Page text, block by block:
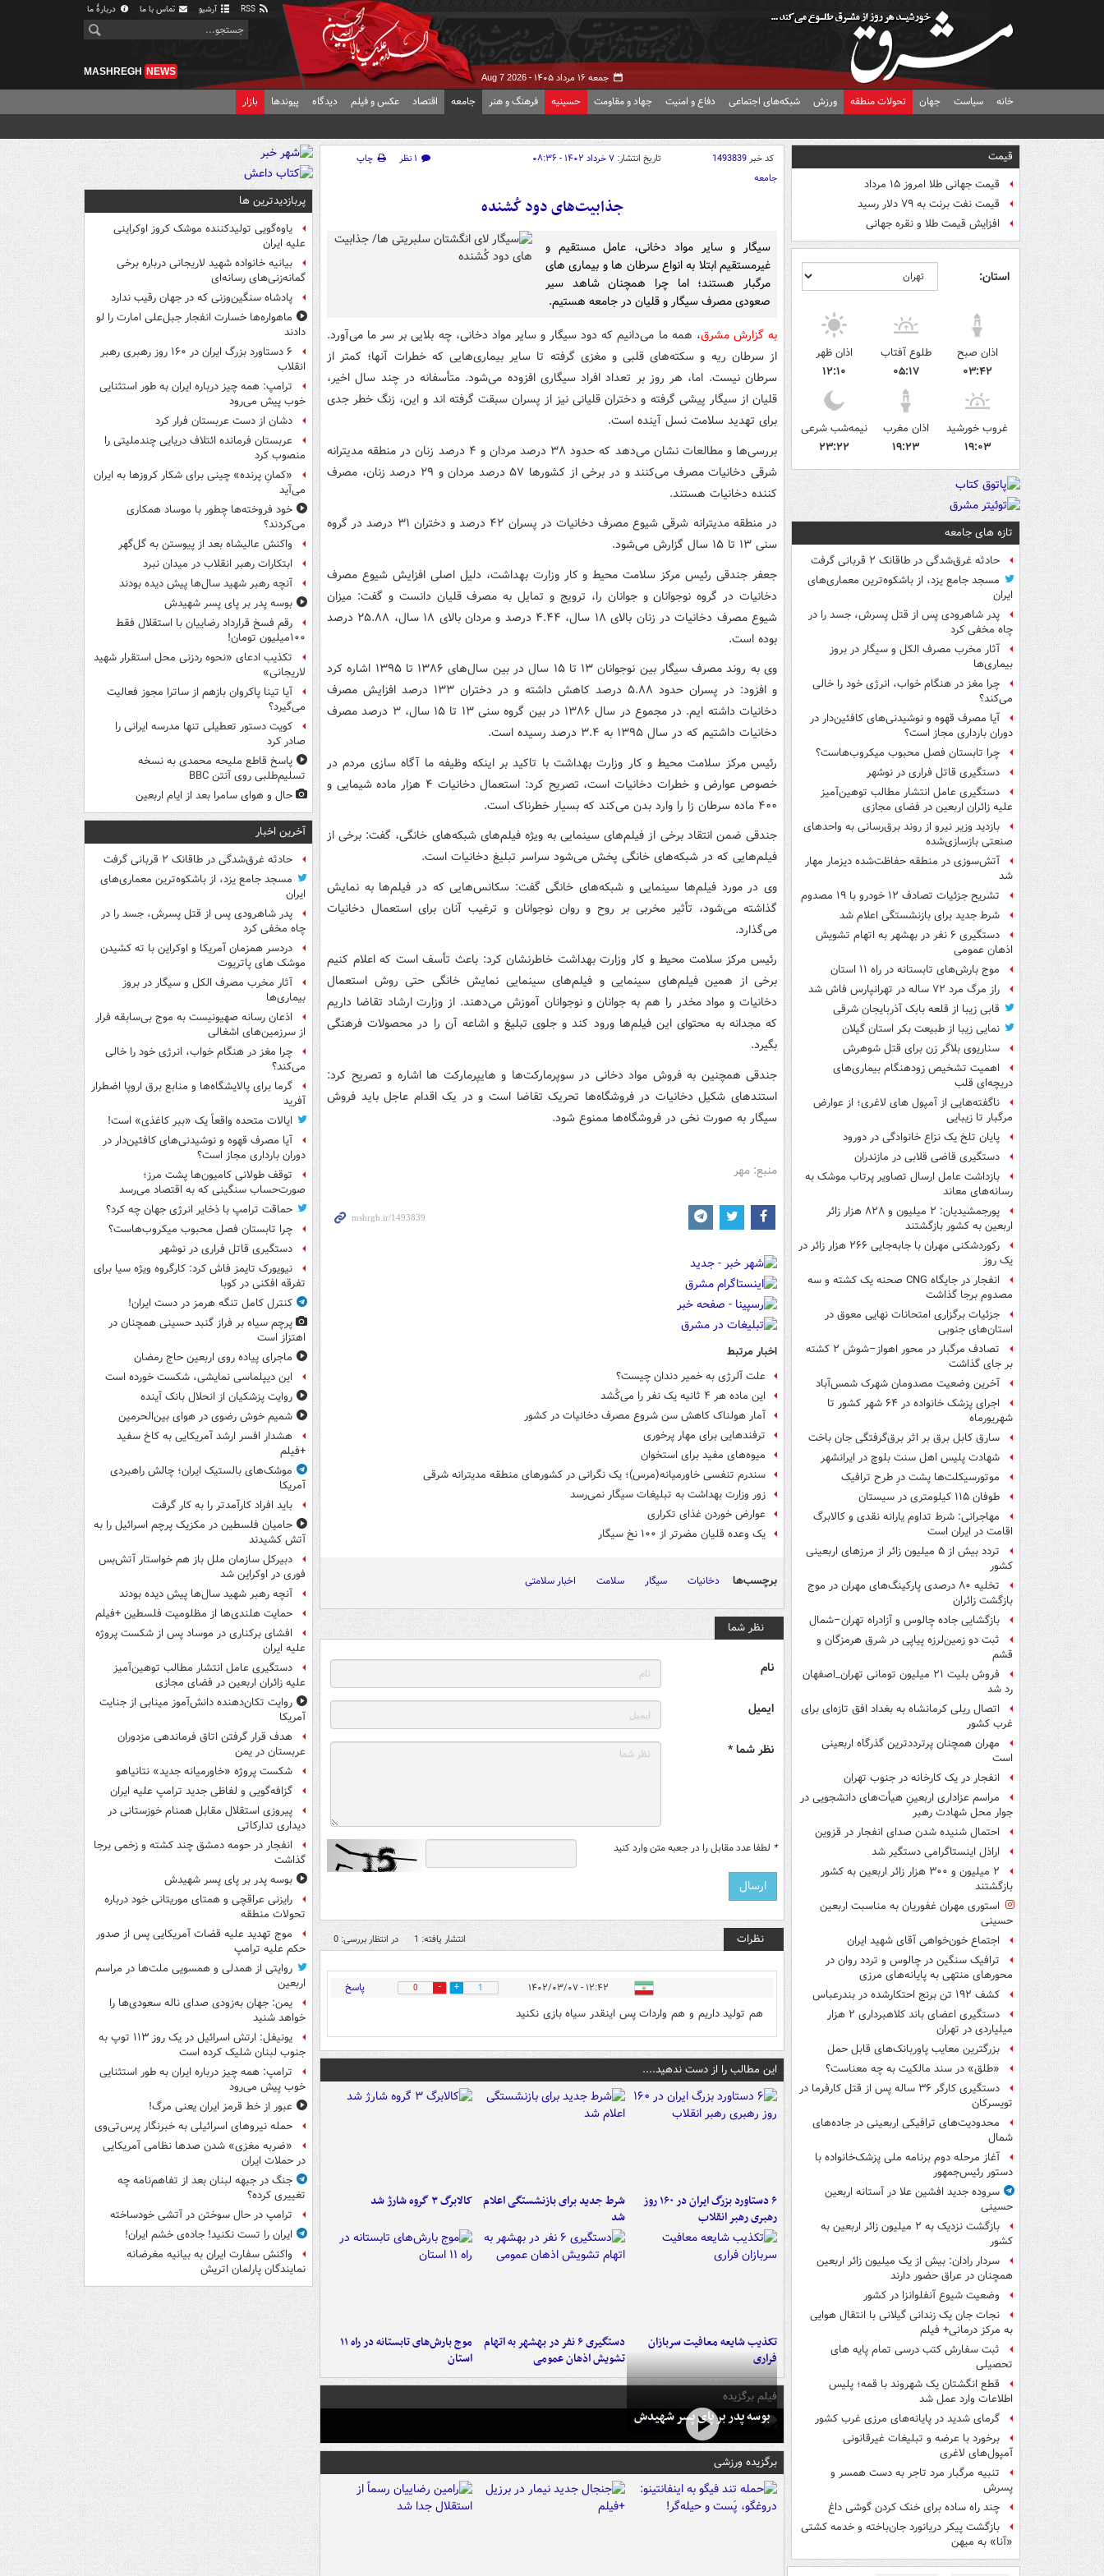
آرشیو تماس با ما دربارهٔ ما
جمعه ۱۶ مرداد ۱۴۰۵ - Aug 7 2026
MASHREGH NEWS
خانه سیاست جهان تحولات منطقه ورزش شبکه‌های اجتماعی دفاع و امنیت جهاد و مقاومت حسینیه فرهنگ و هنر جامعه اقتصاد عکس و فیلم دیدگاه پیوندها بازار
قیمت
قیمت جهانی طلا امروز ۱۵ مرداد
قیمت نفت برنت به ۷۹ دلار رسید
افزایش قیمت طلا و نقره جهانی
استان:
اذان صبح
۰۳:۴۲
طلوع آفتاب
۰۵:۱۷
اذان ظهر
۱۲:۱۰
غروب خورشید
۱۹:۰۳
اذان مغرب
۱۹:۲۳
نیمه‌شب شرعی
۲۳:۲۲
تازه های جامعه
حادثه غرق‌شدگی در طاقانک ۲ قربانی گرفت
مسجد جامع یزد، از باشکوه‌ترین معماری‌های
ایران
پدر شاهرودی پس از قتل پسرش، جسد را در
چاه مخفی کرد
آثار مخرب مصرف الکل و سیگار در بروز
بیماری‌ها
چرا مغز در هنگام خواب، انرژی خود را خالی
می‌کند؟
آیا مصرف قهوه و نوشیدنی‌های کافئین‌دار در
دوران بارداری مجاز است؟
چرا تابستان فصل محبوب میکروب‌هاست؟
دستگیری قاتل فراری در نوشهر
دستگیری عامل انتشار مطالب توهین‌آمیز
علیه زائران اربعین در فضای مجازی
بازدید وزیر نیرو از روند برق‌رسانی به واحدهای
صنعتی بازسازی‌شده
آتش‌سوزی در منطقه حفاظت‌شده دیزمار مهار
شد
تشریح جزئیات تصادف ۱۲ خودرو با ۱۹ مصدوم
شرط جدید برای بازنشستگی اعلام شد
دستگیری ۶ نفر در بهشهر به اتهام تشویش
اذهان عمومی
موج بارش‌های تابستانه در راه ۱۱ استان
راز مرگ مرد ۷۲ ساله در تهرانپارس فاش شد
قابی زیبا از قلعه بابک آذربایجان شرقی
نمایی زیبا از طبیعت بکر استان گیلان
سناریوی بلاگر زن برای قتل شوهرش
اهمیت تشخیص زودهنگام بیماری‌های
دریچه‌ای قلب
ناگفته‌هایی از آمپول های لاغری؛ از عوارض
مرگبار تا زیبایی
پایان تلخ یک نزاع خانوادگی در دورود
دستگیری قاضی قلابی در مازندران
بازداشت عامل ارسال تصاویر پرتاب موشک به
رسانه‌های معاند
پورجمشیدیان: ۲ میلیون و ۸۲۸ هزار زائر
اربعین به کشور بازگشتند
رکوردشکنی مهران با جابه‌جایی ۲۶۶ هزار زائر در
یک روز
انفجار در جایگاه CNG صحنه یک کشته و سه
مصدوم برجا گذاشت
جزئیات برگزاری امتحانات نهایی معوق در
استان‌های جنوبی
تصادف مرگبار در محور اهواز–شوش ۲ کشته
بر جای گذاشت
آخرین وضعیت مصدومان شهرک شمس‌آباد
اجرای پزشک خانواده در ۶۴ شهر کشور تا
شهریورماه
سارق کابل برق بر اثر برق‌گرفتگی جان باخت
شهادت پلیس اهل سنت بلوچ در ایرانشهر
موتورسیکلت‌ها پشت درِ طرح ترافیک
طوفان ۱۱۵ کیلومتری در سیستان
مهاجرانی: شرط تداوم یارانه نقدی و کالابرگ
اقامت در ایران است
تردد بیش از ۵ میلیون زائر از مرزهای اربعینی
کشور
تخلیه ۸۰ درصدی پارکینگ‌های مهران در موج
بازگشت زائران
بازگشایی جاده چالوس و آزادراه تهران–شمال
ثبت دو زمین‌لرزه پیاپی در شرق هرمزگان و
قشم
فروش بلیت ۲۱ میلیون تومانی تهران_اصفهان
رد شد
اتصال ریلی کرمانشاه به بغداد افق تازه‌ای برای
غرب کشور
مهران همچنان پرترددترین گذرگاه اربعینی
است
انفجار در یک کارخانه در جنوب تهران
مراسم عزاداری اربعینِ هیأت‌های دانشجویی در
جوار محل شهادت رهبر
احتمال شنیده شدن صدای انفجار در قزوین
اراذل اینستاگرامی دستگیر شد
۲ میلیون و ۳۰۰ هزار زائر اربعین به کشور
بازگشتند
استوری مهران غفوریان به مناسبت اربعین
حسینی
اجتماع خون‌خواهی آقای شهید ایران
ترافیک سنگین در چالوس و تردد روان در
محورهای منتهی به پایانه‌های مرزی
کشف ۱۹۲ تن برنج احتکارشده در بندرعباس
دستگیری اعضای باند کلاهبرداری ۲ هزار
میلیاردی در تهران
بزرگترین معایب پاوربانک‌های قابل حمل
«طلق» در سند مالکیت به چه معناست؟
دستگیری کارگر ۳۶ ساله پس از قتل کارفرما در
تویسرکان
محدودیت‌های ترافیکی اربعینی در جاده‌های
شمال‌
آغاز مرحله دوم برنامه ملی پزشک‌خانواده با
دستور رئیس‌جمهور
سروده جدید افشین علا در آستانه اربعین
حسینی
بازگشت نزدیک به ۲ میلیون زائر اربعین به
کشور
سردار رادان: بیش از یک میلیون زائر اربعین
همچنان در عراق حضور دارند
وضعیت شیوع آنفلوانزا در کشور
نجات جان یک زندانی گیلانی با انتقال هوایی
به مرکز درمانی+ فیلم
ثبت سفارش کتب درسی تمام پایه های
تحصیلی
قطع انگشتان یک شهروند با قمه؛ پلیس
اطلاعات وارد عمل شد
گرمای شدید در پایانه‌های مرزی غرب کشور
برخورد با عرضه و تبلیغات غیرقانونی
آمپول‌های لاغری
تنبیه مرگبار مرد تاجر به دست همسر و
پسرش
چند راه‌ ساده برای خنک کردن گوشی داغ
بازگشت پیکر دریانورد جان‌باخته و خدمه کشتی
«آنا» به میهن
کد خبر1493839 تاریخ انتشار: ۷ خرداد ۱۴۰۲ - ۰۸:۳۶ ۱ نظر
چاپ
جامعه
جذابیت‌های دود کُشنده
سیگار و سایر مواد دخانی، عامل مستقیم و
غیرمستقیم ابتلا به انواع سرطان ها و بیماری های
مرگبار هستند؛ اما چرا همچنان شاهد سیر
صعودی مصرف سیگار و قلیان در جامعه هستیم‌.
به گزارش مشرق، همه ما می‌دانیم که دود سیگار و سایر مواد دخانی، چه بلایی بر سر ما می‌آورد.
از سرطان ریه و سکته‌های قلبی و مغزی گرفته تا سایر بیماری‌هایی که خطرات آنها؛ کمتر از
سرطان نیست. اما، هر روز بر تعداد افراد سیگاری افزوده می‌شود. متأسفانه در چند سال اخیر،
قلیان از سیگار پیشی گرفته و دختران قلیانی نیز از پسران سبقت گرفته اند و این، زنگ خطر جدی
برای تهدید سلامت نسل آینده است.
بررسی‌ها و مطالعات نشان می‌دهد که حدود ۳۸ درصد مردان و ۴ درصد زنان در منطقه مدیترانه
شرقی دخانیات مصرف می‌کنند و در برخی از کشورها ۵۷ درصد مردان و ۲۹ درصد زنان، مصرف
کننده دخانیات هستند.
در منطقه مدیترانه شرقی شیوع مصرف دخانیات در پسران ۴۲ درصد و دختران ۳۱ درصد در گروه
سنی ۱۳ تا ۱۵ سال گزارش می‌شود.
جعفر جندقی رئیس مرکز سلامت محیط و کار وزارت بهداشت، دلیل اصلی افزایش شیوع مصرف
دخانیات در گروه نوجوانان و جوانان را، ترویج و تمایل به مصرف قلیان دانست و گفت: میزان
شیوع مصرف دخانیات در زنان بالای ۱۸ سال، ۴.۴۴ درصد و مردان بالای ۱۸ سال، ۲۵.۸۸ درصد
بوده است.
وی به روند مصرف سیگار بین نوجوانان ۱۳ تا ۱۵ سال در بین سال‌های ۱۳۸۶ تا ۱۳۹۵ اشاره کرد
و افزود: در پسران حدود ۵.۸۸ درصد کاهش داشته و در دختران ۱۳۳ درصد افزایش مصرف
دخانیات داشته ایم‌. در مجموع در سال ۱۳۸۶ در بین گروه سنی ۱۳ تا ۱۵ سال، ۳ درصد مصرف
دخانیات داشتیم که در سال ۱۳۹۵ به ۳.۴ درصد رسیده است.
رئیس مرکز سلامت محیط و کار وزارت بهداشت با تاکید بر اینکه وظیفه ما آگاه سازی مردم در
خصوص عوارض و خطرات دخانیات است، تصریح کرد: استعمال دخانیات ۴ هزار ماده شیمایی و
۴۰۰ ماده سرطان زا را وارد بدن می‌کند که بسیار خطرناک است.
جندقی ضمن انتقاد برخی از فیلم‌های سینمایی به ویژه فیلم‌های شبکه‌های خانگی، گفت: برخی از
فیلم‌هایی که در شبکه‌های خانگی پخش می‌شود سراسر تبلیغ دخانیات است.
وی در مورد فیلم‌ها سینمایی و شبکه‌های خانگی گفت: سکانس‌هایی که در فیلم‌ها به نمایش
گذاشته می‌شود، تأثیر مخربی بر روح و روان نوجوانان و ترغیب آنان برای استعمال دخانیات
می‌گذارد.
رئیس مرکز سلامت محیط و کار وزارت بهداشت خاطرنشان کرد: باعث تأسف است که اعلام کنیم
برخی از همین فیلم‌های سینمایی و فیلم‌های سینمایی نمایش خانگی حتی روش استعمال
دخانیات و مواد مخدر را هم به جوانان و نوجوانان آموزش می‌دهند. از وزارت ارشاد تقاضا داریم
که مجدانه به محتوای این فیلم‌ها ورود کند و جلوی تبلیغ و اشاعه آن را در محصولات فرهنگی
بگیرد.
جندقی همچنین به فروش مواد دخانی در سوپرمارکت‌ها و هایپرمارکت ها اشاره و تصریح کرد:
استندهای شکیل دخانیات در فروشگاه‌ها تحریک تقاضا است و در یک اقدام عاجل باید فروش
سیگار به صورت نخی در فروشگاه‌ها ممنوع شود.
منبع: مهر
اخبار مرتبط
علت آلرژی به خمیر دندان چیست؟
این ماده هر ۴ ثانیه یک نفر را می‌کُشد
آمار هولناک کاهش سن شروع مصرف دخانیات در کشور
ترفندهایی برای مهار پرخوری
میوه‌های مفید برای استخوان
سندرم تنفسی ‏خاورمیانه(مرس)؛ یک نگرانی در کشورهای منطقه مدیترانه شرقی
زور وزارت بهداشت به تبلیغات سیگار نمی‌رسد
عوارض خوردن غذای تکراری
یک وعده قلیان مضرتر از ۱۰۰ نخ سیگار
برچسب‌ها دخانیات سیگار سلامت اخبار سلامتی
نظر شما
نام
ایمیل
نظر شما *
* لطفا عدد مقابل را در جعبه متن وارد کنید
نظرات انتشار یافته: 1 در انتظار بررسی: 0
۱۲:۴۲ - ۱۴۰۲/۰۳/۰۷ 1
0 پاسخ
هم تولید داریم و هم واردات پس اینقدر سیاه بازی نکنید
این مطالب را از دست ندهید....
۶ دستاورد بزرگ ایران در ۱۶۰ روز
رهبری رهبر انقلاب
شرط جدید برای بازنشستگی اعلام
شد
کالابرگ ۳ گروه شارژ شد
تکذیب شایعه معافیت سربازان
فراری
دستگیری ۶ نفر در بهشهر به اتهام
تشویش اذهان عمومی
موج بارش‌های تابستانه در راه ۱۱
استان
فیلم برگزیده
بوسه‌ پدر بر پای پسر شهیدش
برگزیده ورزشی
پربازدیدترین ها
یاوه‌گویی تولیدکننده موشک کروز اوکراینی
علیه ایران
بیانیه خانواده شهید لاریجانی درباره برخی
گمانه‌زنی‌های رسانه‌ای
پادشاه سنگین‌وزنی که در جهان رقیب ندارد
ماهواره‌ها خسارت انفجار جبل‌علی امارت را لو
دادند
۶ دستاورد بزرگ ایران در ۱۶۰ روز رهبری رهبر
انقلاب
ترامپ: همه چیز درباره ایران به طور استثنایی
خوب پیش می‌رود
دشان از دست عربستان فرار کرد
عربستان فرمانده ائتلاف دریایی چندملیتی را
منصوب کرد
«کمانِ پرنده» چینی برای شکار کروزها به ایران
می‌آید
خود فروخته‌ها چطور با موساد همکاری
می‌کردند؟
واکنش عالیشاه بعد از پیوستن به گل‌گهر
ابتکارات رهبر انقلاب در میدان نبرد
آنچه رهبر شهید سال‌ها پیش دیده بودند
بوسه‌ پدر بر پای پسر شهیدش
رقم فسخ قرارداد رضاییان با استقلال فقط
۱۰۰میلیون تومان!
تکذیب ادعای «نحوه ردزنی محل استقرار شهید
لاریجانی»
آیا تینا پاکروان بازهم از ساترا مجوز فعالیت
می‌گیرد؟
کویت دستور تعطیلی تنها مدرسه ایرانی را
صادر کرد
پاسخ قاطع ملیحه محمدی به نسخه
تسلیم‌طلبی روی آنتن BBC
حال و هوای سامرا بعد از ایام اربعین
آخرین اخبار
حادثه غرق‌شدگی در طاقانک ۲ قربانی گرفت
مسجد جامع یزد، از باشکوه‌ترین معماری‌های
ایران
پدر شاهرودی پس از قتل پسرش، جسد را در
چاه مخفی کرد
دردسر همزمان آمریکا و اوکراین با ته کشیدن
موشک های پاتریوت
آثار مخرب مصرف الکل و سیگار در بروز
بیماری‌ها
اذعان رسانه صهیونیست به موج بی‌سابقه فرار
از سرزمین‌های اشغالی
چرا مغز در هنگام خواب، انرژی خود را خالی
می‌کند؟
گرما برای پالایشگاه‌ها و منابع برق اروپا اضطرار
آفرید
ایالات متحده واقعاً یک «ببر کاغذی» است!
آیا مصرف قهوه و نوشیدنی‌های کافئین‌دار در
دوران بارداری مجاز است؟
توقف طولانی کامیون‌ها پشت مرز؛
صورت‌حساب سنگینی که به اقتصاد می‌رسد
حماقت ترامپ با ذخایر انرژی جهان چه کرد؟
چرا تابستان فصل محبوب میکروب‌هاست؟
دستگیری قاتل فراری در نوشهر
نیویورک تایمز فاش کرد: کارگروه ویژه سیا برای
تفرقه افکنی در کوبا
کنترل کامل تنگه هرمز در دست ایران!
پرچم سیاه بر فراز گنبد حسینی همچنان در
اهتزاز است
ماجرای پیاده روی اربعین حاج رمضان
این دیپلماسی نمایشی، شکست خورده است
روایت پزشکیان از انحلال بانک آینده
شمیم خوش رضوی در هوای بین‌الحرمین
هشدار افسر ارشد آمریکایی به کاخ سفید
+فیلم
موشک‌های بالستیک ایران؛ چالش راهبردی
آمریکا
باید افراد کارآمدتر را به کار گرفت
حامیان فلسطین در مکزیک پرچم اسرائیل را به
آتش کشیدند
دبیرکل سازمان ملل باز هم خواستار آتش‌بس
فوری در اوکراین شد
آنچه رهبر شهید سال‌ها پیش دیده بودند
حمایت هلندی‌ها از مظلومیت فلسطین +فیلم
افشای برکناری در موساد پس از شکست پروژه
علیه ایران
دستگیری عامل انتشار مطالب توهین‌آمیز
علیه زائران اربعین در فضای مجازی
روایت تکان‌دهنده دانش‌آموز مینابی از جنایت
آمریکا
هدف قرار گرفتن اتاق‌ فرماندهی مزدوران
عربستان در یمن
شکست پروژه «خاورمیانه جدید» نتانیاهو
گزافه‌گویی و لفاظی جدید ترامپ علیه ایران
پیروزی استقلال مقابل همنام خوزستانی در
دیداری تدارکاتی
انفجار در حومه دمشق چند کشته و زخمی برجا
گذاشت
بوسه‌ پدر بر پای پسر شهیدش
رایزنی عراقچی و همتای موریتانی خود درباره
تحولات منطقه
موج تهدید علیه قضات آمریکایی پس از صدور
حکم علیه ترامپ
روایتی از همدلی و همسویی ملت‌ها در مراسم
اربعین
یمن: جهان به‌زودی صدای ناله سعودی‌ها را
خواهد شنید
یونیفل: ارتش اسرائیل در یک روز ۱۱۳ توپ به
جنوب لبنان شلیک کرده است
ترامپ: همه چیز درباره ایران به طور استثنایی
خوب پیش می‌رود
عبور از خط قرمز ایران یعنی مرگ!
حمله نیروهای اسرائیلی به خبرنگار پرس‌تی‌وی
«ضربه مغزی» شدن صدها نظامی آمریکایی
در حملات ایران
جنگ در جبهه لبنان بعد از تفاهم‌نامه چه
تغییری کرده؟
ترامپ در حال سوختن در آتشی خودساخته
ایران را تست نکنید! جاده‌ی خشم ایران!
واکنش سفارت ایران به بیانیه مغرضانه
نمایندگان پارلمان اتریش